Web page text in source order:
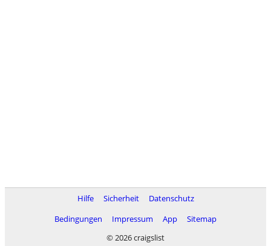
Hilfe Sicherheit
Datenschutz
Bedingungen
Impressum App
Sitemap
© 2026 craigslist